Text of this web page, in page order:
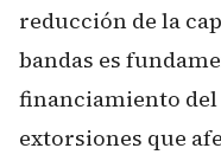
reducción de la
bandas es
financiamiento
extorsiones que